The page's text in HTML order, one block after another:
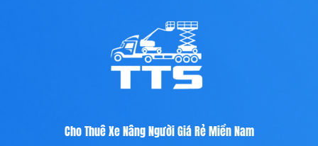
Cho Thuê Xe Nâng Người Giá Rẻ Miền Nam